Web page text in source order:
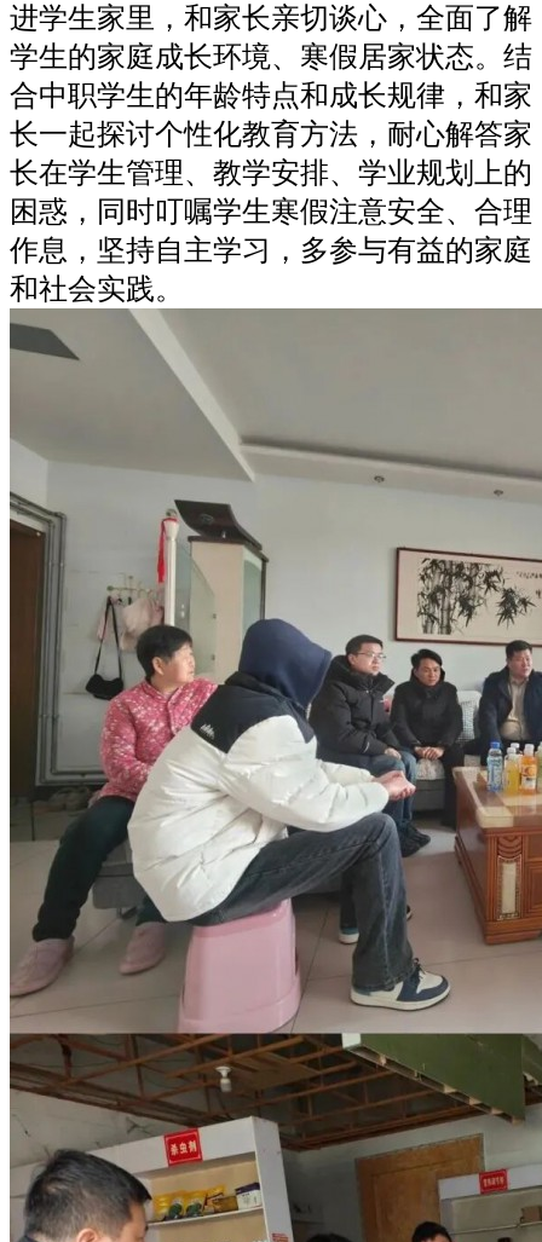
进学生家里，和家长亲切谈心，全面了解
学生的家庭成长环境、寒假居家状态。结
合中职学生的年龄特点和成长规律，和家
长一起探讨个性化教育方法，耐心解答家
长在学生管理、教学安排、学业规划上的
困惑，同时叮嘱学生寒假注意安全、合理
作息，坚持自主学习，多参与有益的家庭
和社会实践。